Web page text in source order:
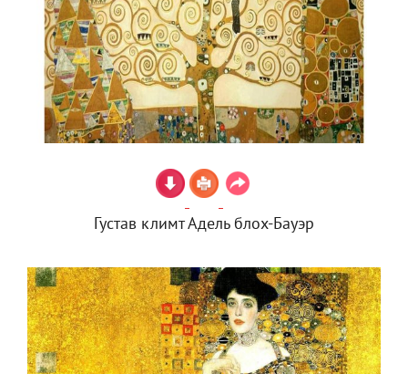
Густав климт Адель блох-Бауэр